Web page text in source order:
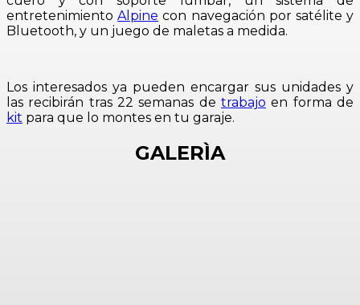
entretenimientoAlpine con navegación por satélite y
Bluetooth, y un juego de maletas a medida.
Los interesados ya pueden encargar sus unidades y
las recibirán tras 22 semanas de trabajo en forma de
kit para que lo montes en tu garaje.
GALERÌA